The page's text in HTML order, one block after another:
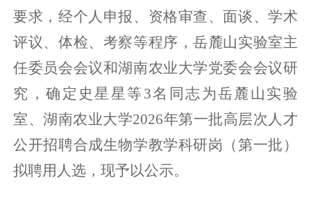
要求 ，经个人申报、资格审查、面谈、学术
评议、 体检、考察等程序，岳麓山实验室主
任委员会会议和湖南农业大学党委会会议研
究，确定 史星星 等 3名同志为岳麓山实验
室、湖南农业大学2026年第一批高层次人才
公开招聘合成生物学教学科研岗（第一批）
拟聘用人选，现予以公示。